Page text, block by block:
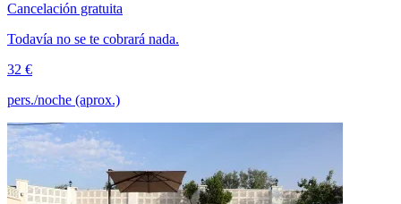
Cancelación gratuita
Todavía no se te cobrará nada.
32 €
pers./noche (aprox.)